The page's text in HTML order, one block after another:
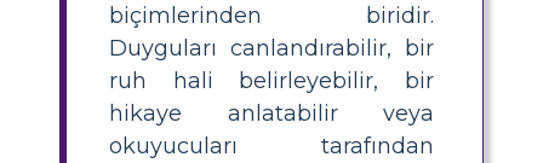
biçimlerinden biridir.
Duyguları canlandırabilir, bir
ruh hali belirleyebilir, bir
hikaye anlatabilir veya
okuyucuları tarafından